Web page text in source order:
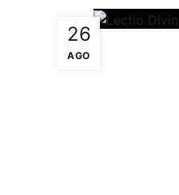
26
AGO